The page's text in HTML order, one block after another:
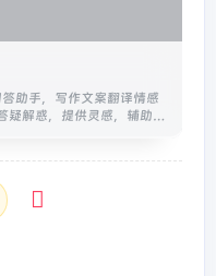
助手，写作文案翻译情感
疑解惑，提供灵感，辅助创